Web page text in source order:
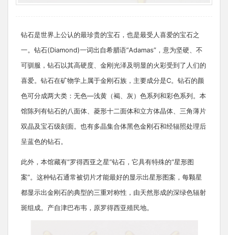
钻石是世界上公认的最珍贵的宝石，也是最受人喜爱的宝石之
一。钻石(Diamond)一词出自希腊语“Adamas”，意为坚硬、不
可驯服，钻石以其高硬度、金刚光泽及明显的火彩受到了人们的
喜爱。钻石在矿物学上属于金刚石族，主要成分是C。钻石的颜
色可分成两大类：无色—浅黄（褐、灰）色系列和彩色系列。本
馆陈列有钻石的八面体、菱形十二面体和立方体晶体、三角薄片
双晶及宝石级刻面。也有多晶集合体黑色金刚石和经辐照处理后
呈蓝色的钻石。
此外，本馆藏有“罗得西亚之星”钻石，它具有特殊的“星形图
案”。这种钻石通常被切片才能最好的显示出星形图案，每颗星
都显示出金刚石的典型的三重对称性，由天然形成的深绿色辐射
斑组成。产自津巴布韦，原罗得西亚殖民地。